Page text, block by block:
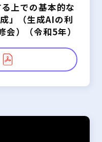
上での基本的な
」（生成AIの利
）（令和5年）